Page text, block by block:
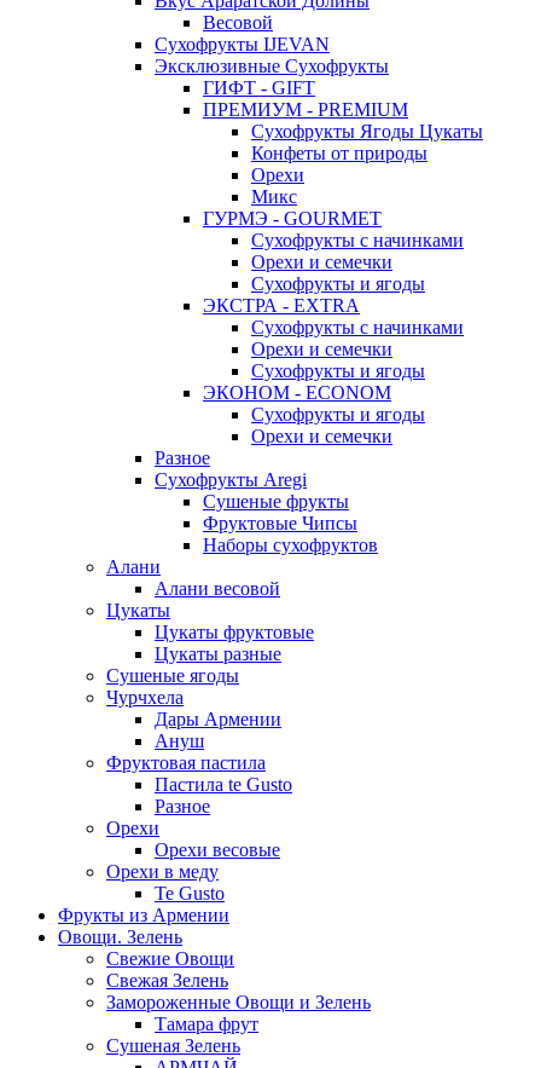
Весовой
Сухофрукты IJEVAN
Эксклюзивные Сухофрукты
ГИФТ - GIFT
ПРЕМИУМ - PREMIUM
Сухофрукты Ягоды Цукаты
Конфеты от природы
Орехи
Микс
ГУРМЭ - GOURMET
Сухофрукты с начинками
Орехи и семечки
Сухофрукты и ягоды
ЭКСТРА - EXTRA
Сухофрукты с начинками
Орехи и семечки
Сухофрукты и ягоды
ЭКОНОМ - ECONOM
Сухофрукты и ягоды
Орехи и семечки
Разное
Сухофрукты Aregi
Сушеные фрукты
Фруктовые Чипсы
Наборы сухофруктов
Алани
Алани весовой
Цукаты
Цукаты фруктовые
Цукаты разные
Сушеные ягоды
Чурчхела
Дары Армении
Ануш
Фруктовая пастила
Пастила te Gusto
Разное
Орехи
Орехи весовые
Орехи в меду
Te Gusto
Фрукты из Армении
Овощи. Зелень
Свежие Овощи
Свежая Зелень
Замороженные Овощи и Зелень
Тамара фрут
Сушеная Зелень